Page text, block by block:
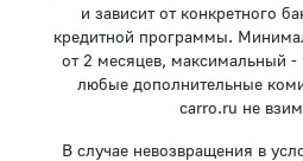
и зависит от конкретного
кредитной программы.
от 2 месяцев, максимальный
любые дополнительные
carro.ru не
В случае невозвращения в